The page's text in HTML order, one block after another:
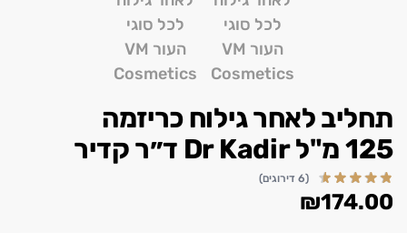
תחליב לאחר גילוח כריזמה
125 מ"ל Dr Kadir ד״ר קדיר
(6 דירוגים)
₪174.00